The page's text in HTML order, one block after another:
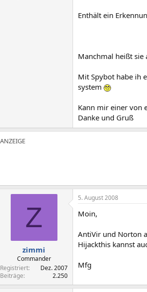
Enthält ein
Manchmal heißt sie
Mit Spybot habe ih
system
Kann mir einer von
Danke und Gruß
Z
zimmi
Commander
Registriert
Dez. 2007
Beiträge
2.250
5. August 2008
Moin,
AntiVir und Norton
Hijackthis kannst
Mfg